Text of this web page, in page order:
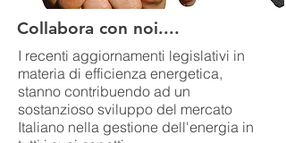
Collabora con noi....
I recenti aggiornamenti legislativi in
materia di efficienza energetica,
stanno contribuendo ad un
sostanzioso sviluppo del mercato
Italiano nella gestione dell'energia in